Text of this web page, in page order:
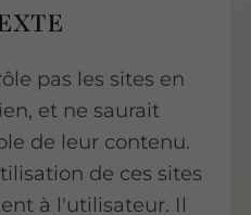
pas les sites en
et ne saurait
de leur contenu.
de ces sites
à l'utilisateur. Il